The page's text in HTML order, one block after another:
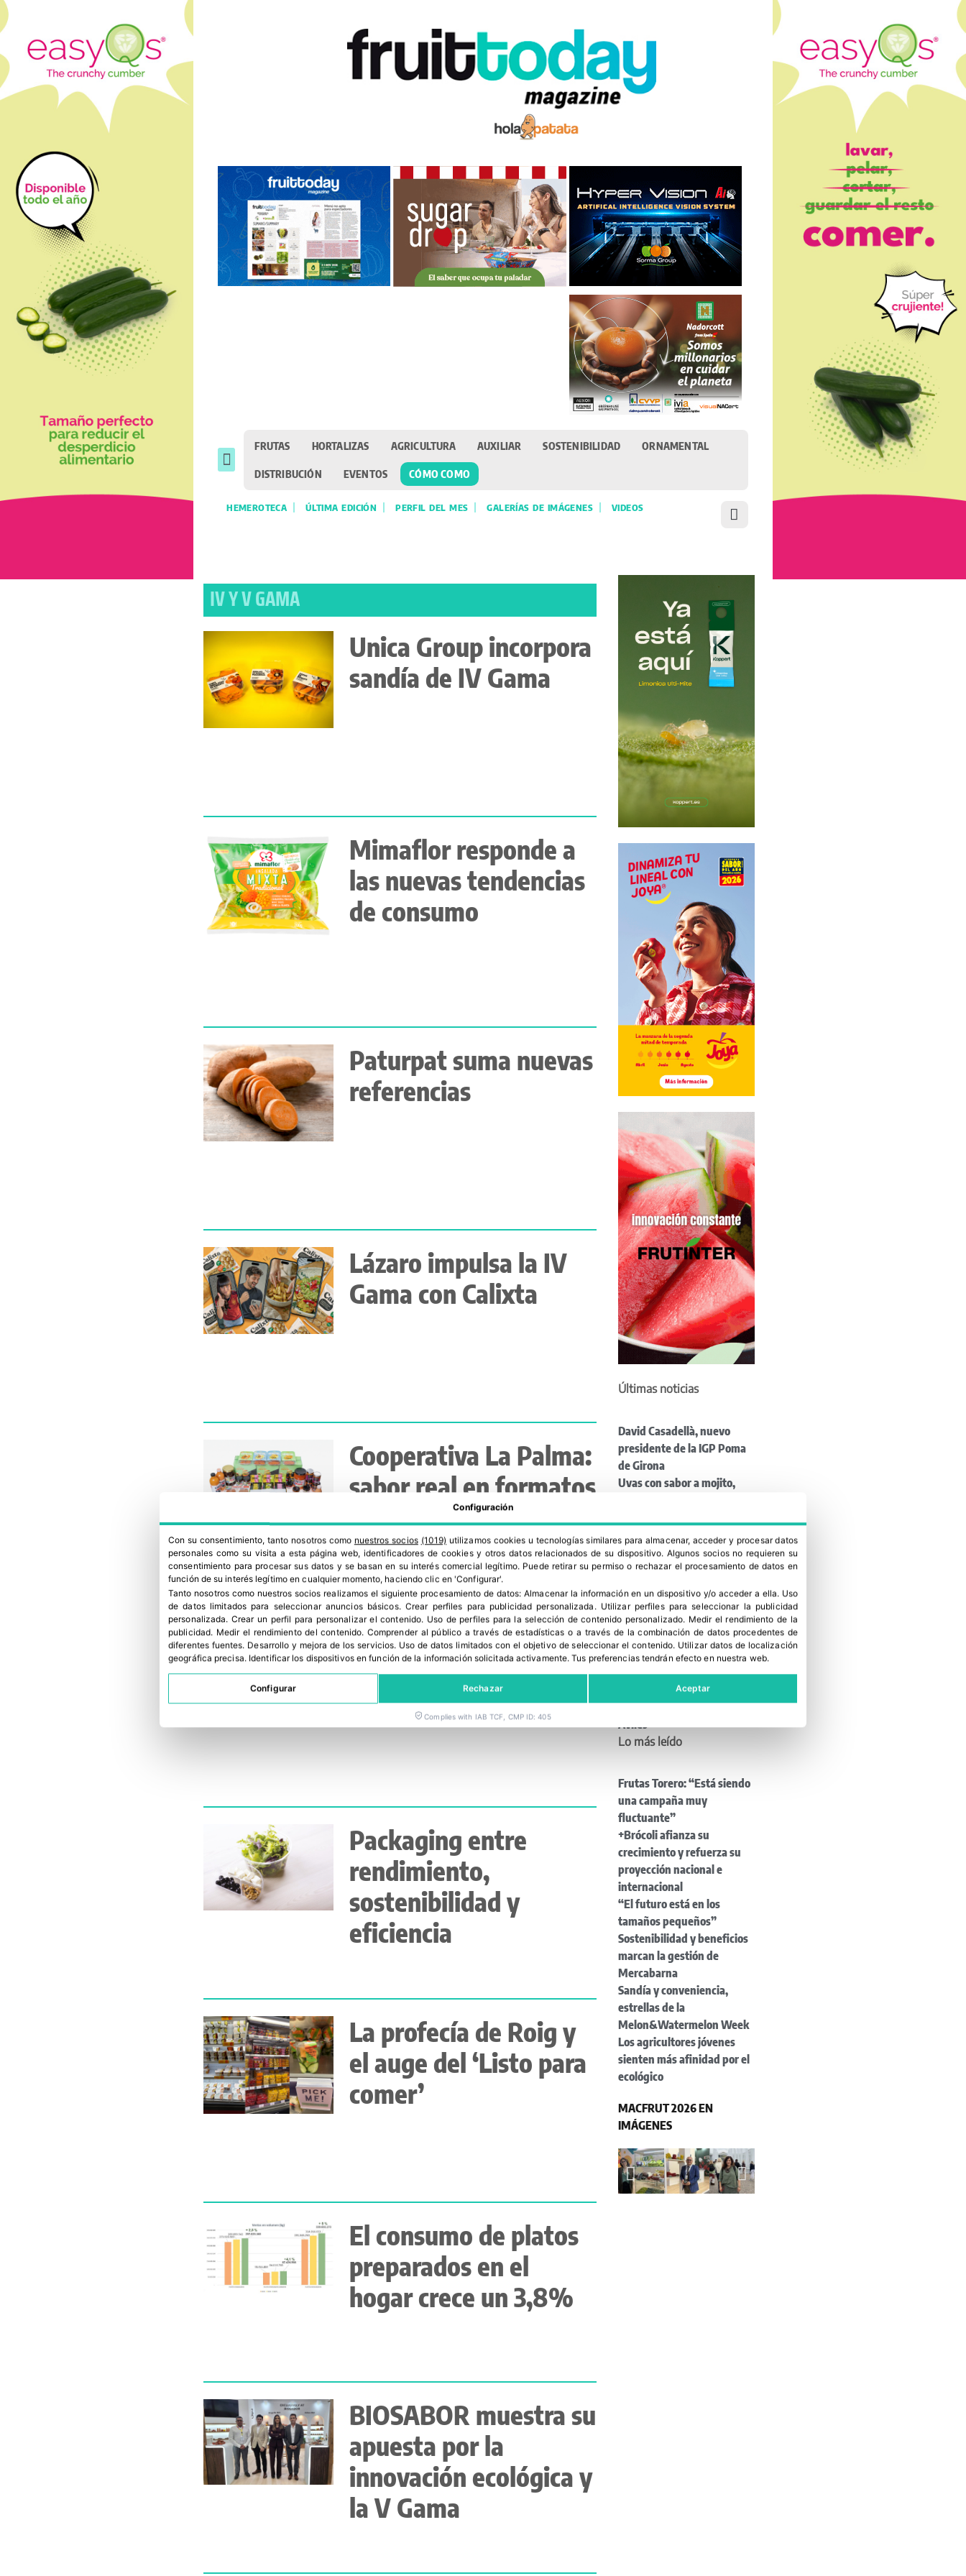
FRUTAS HORTALIZAS AGRICULTURA AUXILIAR SOSTENIBILIDAD ORNAMENTAL
DISTRIBUCIÓN EVENTOS CÓMO COMO
HEMEROTECA ÚLTIMA EDICIÓN PERFIL DEL MES GALERÍAS DE IMÁGENES VIDEOS
IV Y V GAMA
Unica Group incorpora
sandía de IV Gama
Mimaflor responde a
las nuevas tendencias
de consumo
Paturpat suma nuevas
referencias
Lázaro impulsa la IV
Gama con Calixta
Cooperativa La Palma:
sabor real en formatos
para el consumidor de
hoy
Diquesí impulsa el
crecimiento de las
ensaladas completas
Packaging entre
rendimiento,
sostenibilidad y
eficiencia
La profecía de Roig y
el auge del ‘Listo para
comer’
El consumo de platos
preparados en el
hogar crece un 3,8%
BIOSABOR muestra su
apuesta por la
innovación ecológica y
la V Gama
Últimas noticias
David Casadellà, nuevo
presidente de la IGP Poma
de Girona
Uvas con sabor a mojito,
ALDI supera las 4.280
toneladas de fruta de hueso
para el verano
Un nuevo estudio de Kantar
confirma la sólida posición
de Fyffes en Irlanda
FEDEMCO: el envase de
madera está listo para el
PPWR
Asturiana de Fertilizantes
defiende su continuidad en
Avilés
Lo más leído
Frutas Torero: “Está siendo
una campaña muy
fluctuante”
+Brócoli afianza su
crecimiento y refuerza su
proyección nacional e
internacional
“El futuro está en los
tamaños pequeños”
Sostenibilidad y beneficios
marcan la gestión de
Mercabarna
Sandía y conveniencia,
estrellas de la
Melon&Watermelon Week
Los agricultores jóvenes
sienten más afinidad por el
ecológico
MACFRUT 2026 EN
IMÁGENES
Configuración
Con su consentimiento, tanto nosotros como nuestros socios (1019) utilizamos cookies u tecnologías similares para almacenar, acceder y procesar datos
personales como su visita a esta página web, identificadores de cookies y otros datos relacionados de su dispositivo. Algunos socios no requieren su
consentimiento para procesar sus datos y se basan en su interés comercial legítimo. Puede retirar su permiso o rechazar el procesamiento de datos en
función de su interés legítimo en cualquier momento, haciendo clic en 'Configurar'.
Tanto nosotros como nuestros socios realizamos el siguiente procesamiento de datos:Almacenar la información en un dispositivo y/o acceder a ella. Uso
de datos limitados para seleccionar anuncios básicos. Crear perfiles para publicidad personalizada . Utilizar perfiles para seleccionar la publicidad
personalizada. Crear un perfil para personalizar el contenido. Uso de perfiles para la selección de contenido personalizado. Medir el rendimiento de la
publicidad. Medir el rendimiento del contenido. Comprender al público a través de estadísticas o a través de la combinación de datos procedentes de
diferentes fuentes. Desarrollo y mejora de los servicios. Uso de datos limitados con el objetivo de seleccionar el contenido. Utilizar datos de localización
geográfica precisa. Identificar los dispositivos en función de la información solicitada activamente.Tus preferencias tendrán efecto en nuestra web.
Configurar Rechazar Aceptar
Complies with IAB TCF, CMP ID: 405